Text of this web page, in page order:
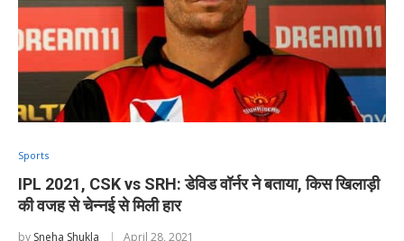
Sports
IPL 2021, CSK vs SRH: डेविड वॉर्नर ने बताया, किस खिलाड़ी
की वजह से चेन्नई से मिली हार
by Sneha Shukla April 28, 2021